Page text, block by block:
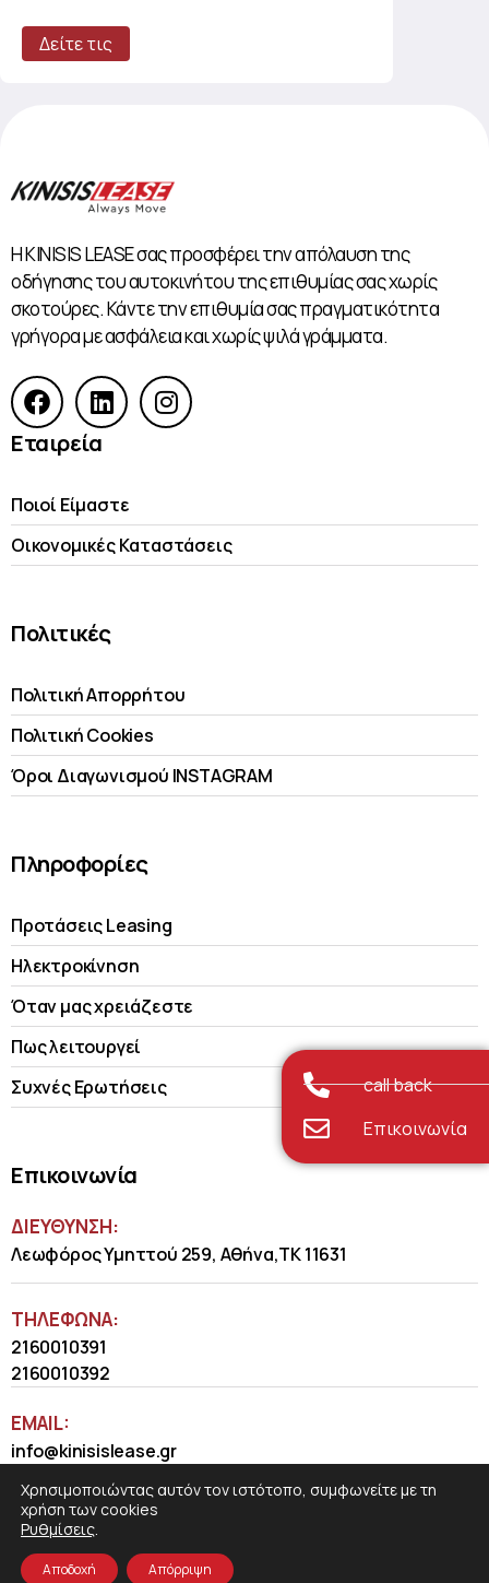
Δείτε τις
Η KINISIS LEASE σας προσφέρει την απόλαυση της
οδήγησης του αυτοκινήτου της επιθυμίας σας χωρίς
σκοτούρες. Κάντε την επιθυμία σας πραγματικότητα
γρήγορα με ασφάλεια και χωρίς ψιλά γράμματα.
Εταιρεία
Ποιοί Είμαστε
Οικονομικές Kαταστάσεις
Πολιτικές
Πολιτική Απορρήτου
Πολιτική Cookies
Όροι Διαγωνισμού INSTAGRAM
Πληροφορίες
Προτάσεις Leasing
Ηλεκτροκίνηση
Όταν μας χρειάζεστε
Πως λειτουργεί
Συχνές Ερωτήσεις
Επικοινωνία
ΔΙΕΥΘΥΝΣΗ:
Λεωφόρος Υμηττού 259, Αθήνα,ΤΚ 11631
ΤΗΛΈΦΩΝΑ:
2160010391
2160010392
EMAIL:
info@kinisislease.gr
call back
Επικοινωνία
Χρησιμοποιώντας αυτόν τον ιστότοπο, συμφωνείτε με τη
χρήση των cookies
Ρυθμίσεις.
Αποδοχή Απόρριψη